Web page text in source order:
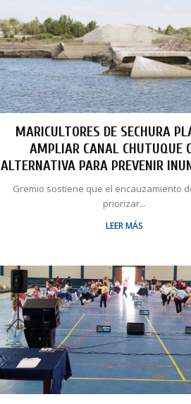
MARICULTORES DE SECHURA
AMPLIAR CANAL CHUTUQUE
ALTERNATIVA PARA PREVENIR
Gremio sostiene que el encauzamiento
priorizar...
LEER MÁS